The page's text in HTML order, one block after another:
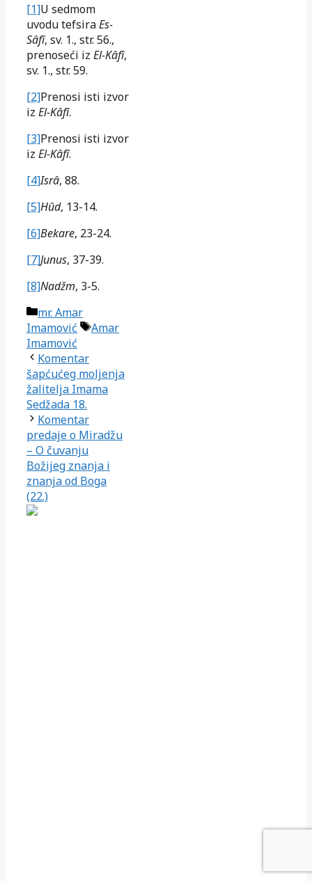
[1]U sedmom
uvodu tefsiraEs-
Sâfî, sv. 1., str. 56.,
prenoseći iz El-Kâfî,
sv. 1., str. 59.
[2]Prenosi isti izvor
iz El-Kâfî.
[3]Prenosi isti izvor
iz El-Kâfî.
[4]Isrâ, 88.
[5]Hûd, 13-14.
[6]Bekare, 23-24.
[7]Junus, 37-39.
[8]Nadžm, 3-5.
Kategorije
mr. Amar
Imamović
Oznake
Amar
Imamović
Komentar
šapćućeg moljenja
žalitelja Imama
Sedžada 18.
Komentar
predaje o Miradžu
– O čuvanju
Božijeg znanja i
znanja od Boga
(22.)